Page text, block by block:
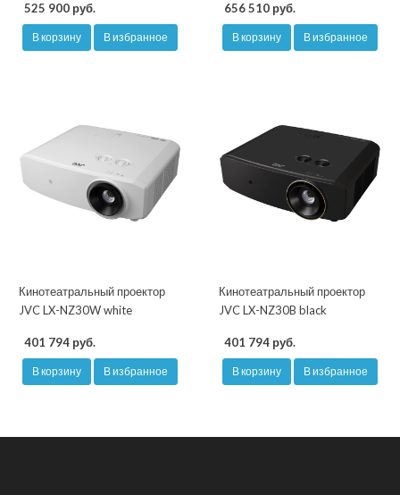
525 900 руб.
В корзину В избранное
656 510 руб.
В корзину В избранное
Кинотеатральный проектор
JVC LX-NZ30W white
401 794 руб.
В корзину В избранное
Кинотеатральный проектор
JVC LX-NZ30B black
401 794 руб.
В корзину В избранное